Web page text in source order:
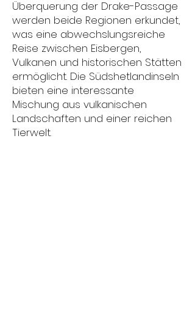
Überquerung der Drake-Passage
werden beide Regionen erkundet,
was eine abwechslungsreiche
Reise zwischen Eisbergen,
Vulkanen und historischen Stätten
ermöglicht. Die Südshetlandinseln
bieten eine interessante
Mischung aus vulkanischen
Landschaften und einer reichen
Tierwelt.